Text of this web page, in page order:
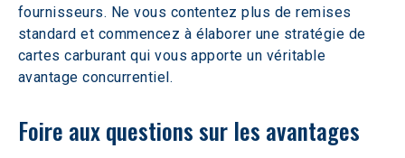
fournisseurs. Ne vous contentez plus de remises
standard et commencez à élaborer une stratégie de
cartes carburant qui vous apporte un véritable
avantage concurrentiel.
Foire aux questions sur les avantages